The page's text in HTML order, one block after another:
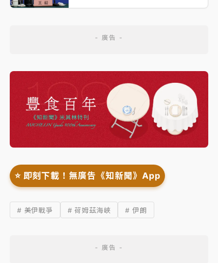
⭐️ 即刻下載！無廣告《知新聞》App
# 美伊戰爭 # 荷姆茲海峽 # 伊朗